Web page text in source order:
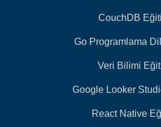
CouchDB
Go Programlama
Veri Bilimi
Google Looker
React Native